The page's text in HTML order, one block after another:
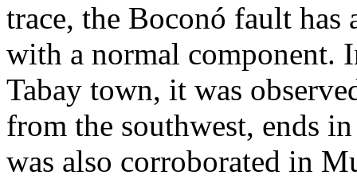
trace, the Boconó fault
with a normal component.
Tabay town, it was
from the southwest, ends
was also corroborated in